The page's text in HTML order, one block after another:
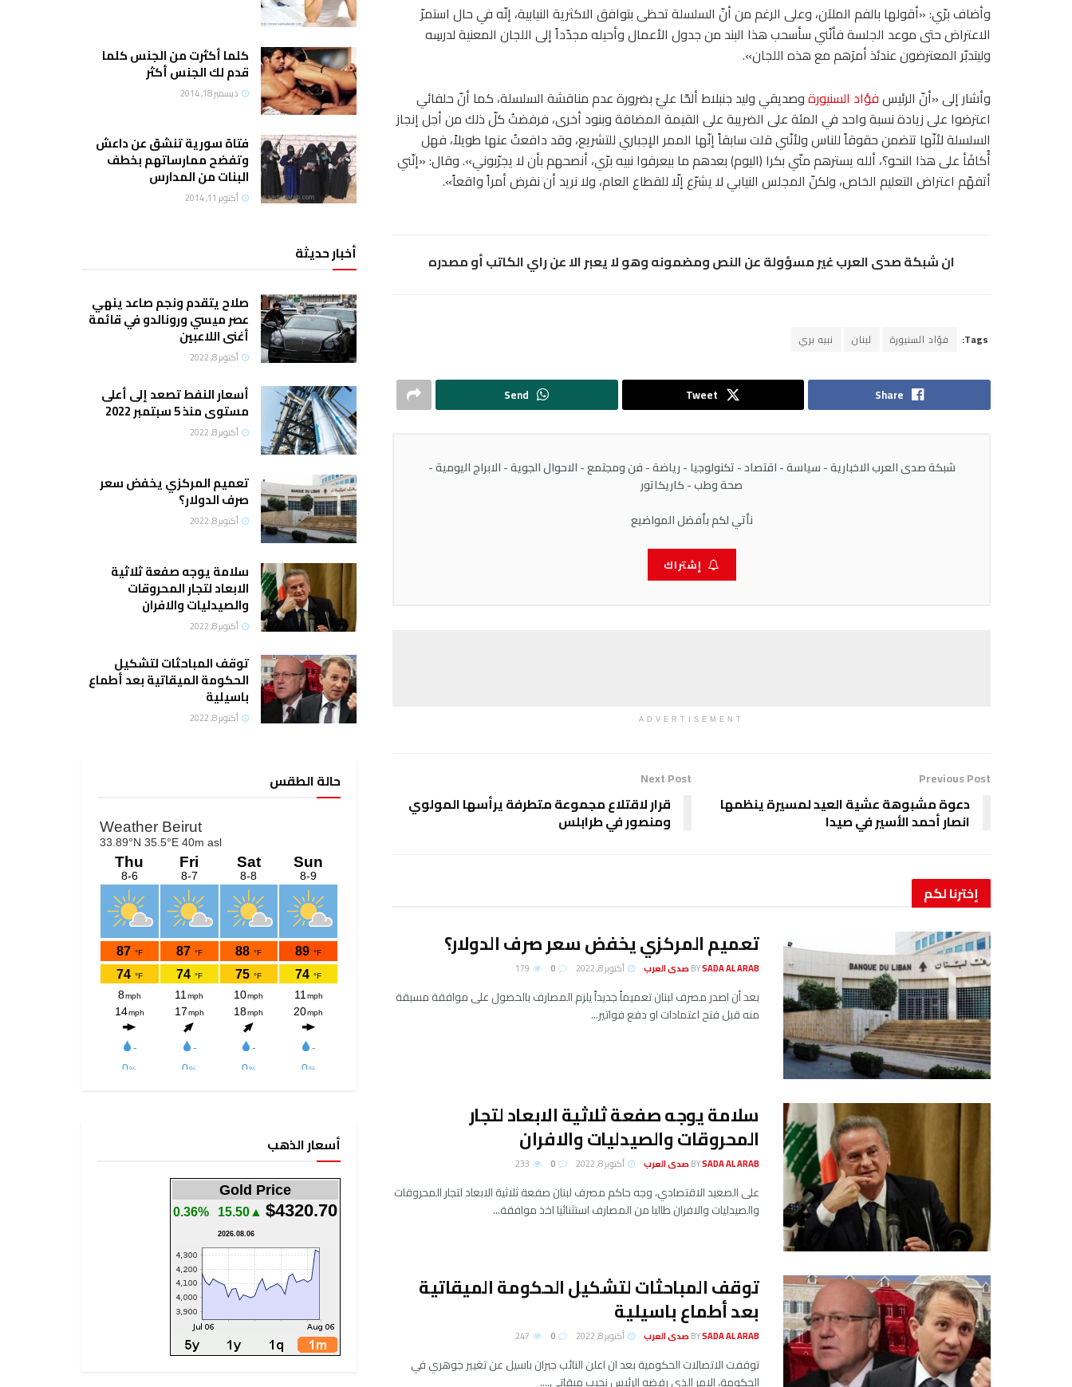
وأضاف برّي: «أقولها بالفم الملآن، وعلى الرغم من أنّ السلسلة تحظى بتوافق الاكثرية النيابية، إنّه في حال استمرّ
الاعتراض حتى موعد الجلسة فأنّني سأسحب هذا البند من جدول الأعمال وأحيله مجدّداً إلى اللجان المعنية لدرسِه
وليتدبّر المعترضون عندئذ أمرَهم مع هذه اللجان».
وأشار إلى «أنّ الرئيسفؤاد السنيورةوصديقي وليد جنبلاط ألحّا عليّ بضرورة عدم مناقشة السلسلة، كما أنّ حلفائي
اعترضوا على زيادة نسبة واحد في المئة على الضريبة على القيمة المضافة وبنود أخرى، فرفضتُ كلّ ذلك من أجل إنجاز
السلسلة لأنّها تتضمن حقوقاً للناس ولأنّني قلت سابقاً إنّها الممر الإجباري للتشريع، وقد دافعتُ عنها طويلاً، فهل
أُكافَأ على هذا النحو؟، ألله يسترهم منّي بكرا (اليوم) بعدهم ما بيعرفوا نبيه برّي، أنصحهم بأن لا يجرّبوني». وقال: «إنّني
أتفهّم اعتراض التعليم الخاص، ولكنّ المجلس النيابي لا يشرّع إلّا للقطاع العام، ولا نريد أن نفرض أمراً واقعاً».
ان شبكة صدى العرب غير مسؤولة عن النص ومضمونه وهو لا يعبر الا عن راي الكاتب أو مصدره
Tags: فؤاد السنيورة لبنان نبيه بري
Share
Tweet
Send
شبكة صدى العرب الاخبارية - سياسة - اقتصاد - تكنولوجيا - رياضة - فن ومجتمع - الاحوال الجوية - الابراج اليومية -
صحة وطب - كاريكاتور
نأتي لكم بأفضل المواضيع
إشتراك
ADVERTISEMENT
Previous Post
دعوة مشبوهة عشية العيد لمسيرة ينظمها
انصار أحمد الأسير في صيدا
Next Post
قرار لاقتلاع مجموعة متطرفة يرأسها المولوي
ومنصور في طرابلس
إخترنالكم
تعميم المركزي يخفض سعر صرف الدولار؟
BYSADA AL ARAB صدى العرب أكتوبر 8, 2022
بعد أن اصدر مصرف لبنان تعميماً جديداً يلزم المصارف بالحصول على موافقة مسبقة
منه قبل فتح اعتمادات او دفع فواتير...
سلامة يوجه صفعة ثلاثية الابعاد لتجار
المحروقات والصيدليات والافران
BYSADA AL ARAB صدى العرب أكتوبر 8, 2022
على الصعيد الاقتصادي، وجه حاكم مصرف لبنان صفعة ثلاثية الابعاد لتجار المحروقات
والصيدليات والافران طالبا من المصارف استثنائيا اخذ موافقة...
توقف المباحثات لتشكيل الحكومة الميقاتية
بعد أطماع باسيلية
BYSADA AL ARAB صدى العرب أكتوبر 8, 2022
توقفت الاتصالات الحكومية بعد ان اعلن النائب جبران باسيل عن تغيير جوهري في
الحكومة، الامر الذي رفضه الرئيس نجيب ميقاتي....
كلما أكثرت من الجنس كلما
قدم لك الجنس أكثر
ديسمبر 18, 2014
فتاة سورية تنشق عن داعش
وتفضح ممارساتهم بخطف
البنات من المدارس
أكتوبر 11, 2014
أخبار حديثة
صلاح يتقدم ونجم صاعد ينهي
عصر ميسي ورونالدو في قائمة
أغنى اللاعبين
أكتوبر 8, 2022
أسعار النفط تصعد إلى أعلى
مستوى منذ 5 سبتمبر 2022
أكتوبر 8, 2022
تعميم المركزي يخفض سعر
صرف الدولار؟
أكتوبر 8, 2022
سلامة يوجه صفعة ثلاثية
الابعاد لتجار المحروقات
والصيدليات والافران
أكتوبر 8, 2022
توقف المباحثات لتشكيل
الحكومة الميقاتية بعد أطماع
باسيلية
أكتوبر 8, 2022
حالة الطقس
أسعار الذهب
Gold Price
$4320.70
▲15.50
0.36%
2026.08.06